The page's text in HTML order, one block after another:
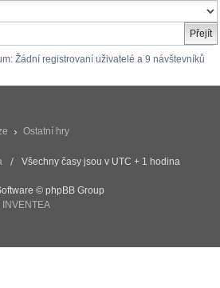
Žádní registrovaní uživatelé a 9 návštevníků
Ostatní hry
Všechny časy jsou v UTC + 1 hodina
© phpBB Group
INVENTEA